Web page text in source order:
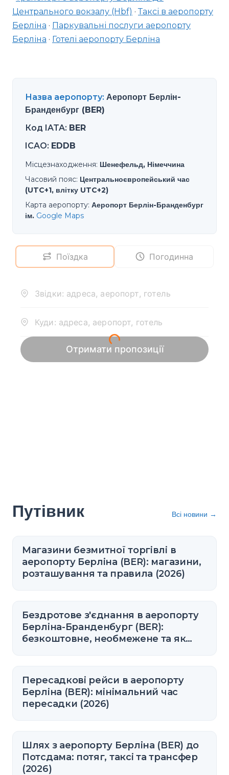
Центрального вокзалу (Hbf) ·Таксі в аеропорту
Берліна · Паркувальні послуги аеропорту
Берліна · Готелі аеропорту Берліна
Назва аеропорту: Аеропорт Берлін-
Бранденбург (BER)
Код IATA: BER
ICAO: EDDB
Місцезнаходження: Шенефельд, Німеччина
Часовий пояс: Центральноєвропейський час
(UTC+1, влітку UTC+2)
Карта аеропорту: Аеропорт Берлін-Бранденбург
ім. Google Maps
Путівник Всі новини →
Магазини безмитної торгівлі в
аеропорту Берліна (BER): магазини,
розташування та правила (2026)
Бездротове з'єднання в аеропорту
Берліна-Бранденбург (BER):
безкоштовне, необмежене та як
Пересадкові рейси в аеропорту
Берліна (BER): мінімальний час
пересадки (2026)
Шлях з аеропорту Берліна (BER) до
Потсдама: потяг, таксі та трансфер
(2026)